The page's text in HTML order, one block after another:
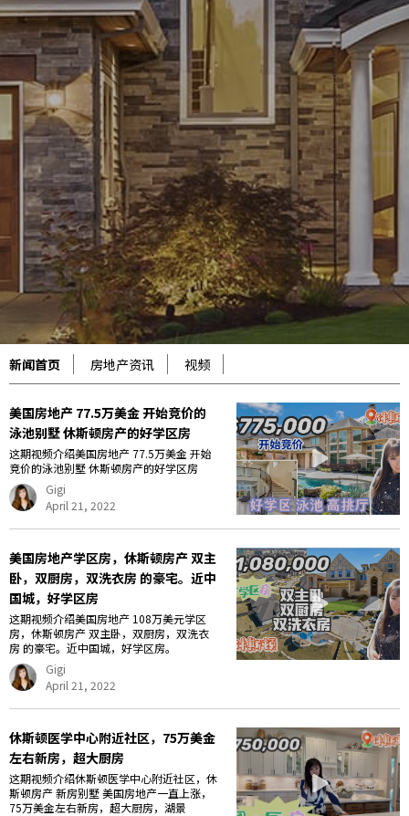
新闻首页 房地产资讯 视频
美国房地产 77.5万美金 开始竞价的
泳池别墅 休斯顿房产的好学区房
这期视频介绍美国房地产 77.5万美金 开始
竞价的泳池别墅 休斯顿房产的好学区房
Gigi
April 21, 2022
美国房地产学区房，休斯顿房产 双主
卧，双厨房，双洗衣房 的豪宅。近中
国城，好学区房
这期视频介绍美国房地产 108万美元学区
房，休斯顿房产 双主卧，双厨房，双洗衣
房 的豪宅。近中国城，好学区房。
Gigi
April 21, 2022
休斯顿医学中心附近社区，75万美金
左右新房，超大厨房
这期视频介绍休斯顿医学中心附近社区，休
斯顿房产 新房别墅 美国房地产一直上涨，
75万美金左右新房，超大厨房，湖景